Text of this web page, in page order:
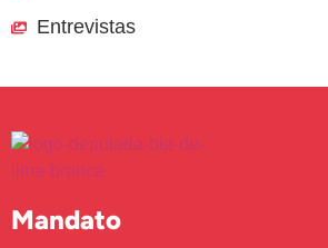
Entrevistas
Mandato